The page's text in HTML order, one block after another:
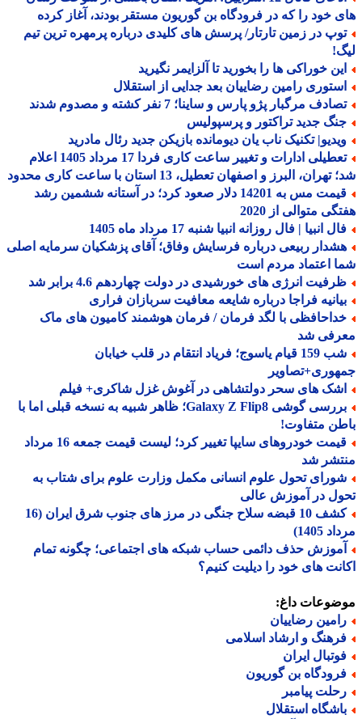
خود را که در فرودگاه بن گوریون مستقر بودند، آغاز کرده
در زمین تارتار/ پرسش های کلیدی درباره پرمهره ترین تیم
خوراکی ها را بخورید تا آلزایمر نگیرید
رامین رضاییان بعد جدایی از استقلال
مرگبار پژو پارس و ساینا؛ 7 نفر کشته و مصدوم شدند
جدید تراکتور و پرسپولیس
تکنیک ناب یان دیومانده بازیکن جدید رئال مادرید
تعطیلی ادارات و تغییر ساعت کاری فردا 17 مرداد 1405 اعلام
البرز و اصفهان تعطیل، 13 استان با ساعت کاری محدود
قیمت مس به 14201 دلار صعود کرد؛ در آستانه ششمین رشد
متوالی از 2020
انبیا | فال روزانه انبیا شنبه 17 مرداد ماه 1405
ربیعی درباره فرسایش وفاق؛ آقای پزشکیان سرمایه اصلی
اعتماد مردم است
انرژی های خورشیدی در دولت چهاردهم 4.6 برابر شد
فراجا درباره شایعه معافیت سربازان فراری
با لگد فرمان / فرمان هوشمند کامیون های ماک
شد
شب 159 قیام یاسوج؛ فریاد انتقام در قلب خیابان
های سحر دولتشاهی در آغوش غزل شاکری+ فیلم
بررسی گوشی Galaxy Z Flip8؛ ظاهر شبیه به نسخه قبلی اما با
متفاوت!
قیمت خودروهای سایپا تغییر کرد؛ لیست قیمت جمعه 16 مرداد
شد
تحول علوم انسانی مکمل وزارت علوم برای شتاب به
در آموزش عالی
کشف 10 قبضه سلاح جنگی در مرز های جنوب شرق ایران (16
1405)
حذف دائمی حساب شبکه های اجتماعی؛ چگونه تمام
های خود را دیلیت کنیم؟
داغ:
رضاییان
و ارشاد اسلامی
ایران
بن گوریون
پیامبر
استقلال